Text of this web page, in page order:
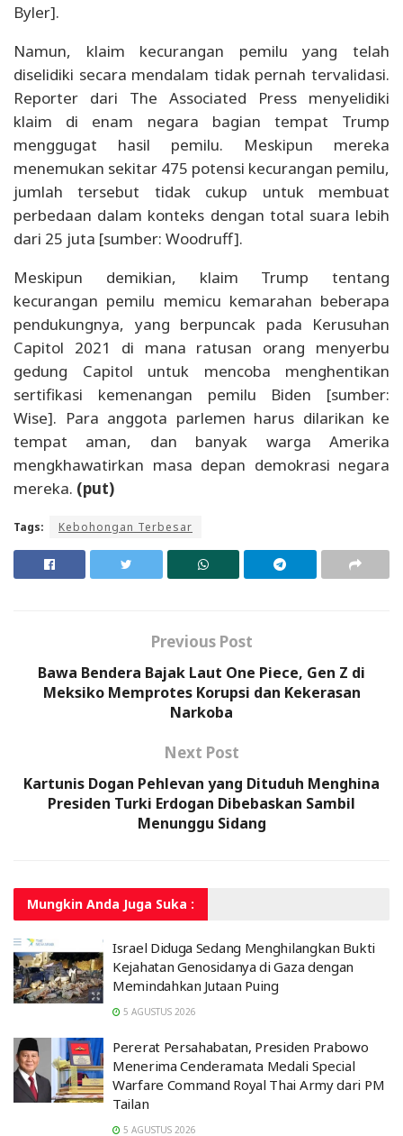
Byler].
Namun, klaim kecurangan pemilu yang telah
diselidiki secara mendalam tidak pernah tervalidasi.
Reporter dari The Associated Press menyelidiki
klaim di enam negara bagian tempat Trump
menggugat hasil pemilu. Meskipun mereka
menemukan sekitar 475 potensi kecurangan pemilu,
jumlah tersebut tidak cukup untuk membuat
perbedaan dalam konteks dengan total suara lebih
dari 25 juta [sumber: Woodruff].
Meskipun demikian, klaim Trump tentang
kecurangan pemilu memicu kemarahan beberapa
pendukungnya, yang berpuncak pada Kerusuhan
Capitol 2021 di mana ratusan orang menyerbu
gedung Capitol untuk mencoba menghentikan
sertifikasi kemenangan pemilu Biden [sumber:
Wise]. Para anggota parlemen harus dilarikan ke
tempat aman, dan banyak warga Amerika
mengkhawatirkan masa depan demokrasi negara
mereka. (put)
Tags: Kebohongan Terbesar
Previous Post
Bawa Bendera Bajak Laut One Piece, Gen Z di
Meksiko Memprotes Korupsi dan Kekerasan
Narkoba
Next Post
Kartunis Dogan Pehlevan yang Dituduh Menghina
Presiden Turki Erdogan Dibebaskan Sambil
Menunggu Sidang
Mungkin Anda Juga Suka :
Israel Diduga Sedang Menghilangkan Bukti
Kejahatan Genosidanya di Gaza dengan
Memindahkan Jutaan Puing
5 AGUSTUS 2026
Pererat Persahabatan, Presiden Prabowo
Menerima Cenderamata Medali Special
Warfare Command Royal Thai Army dari PM
Tailan
5 AGUSTUS 2026